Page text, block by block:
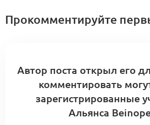
Якутская новая волна 19
06
августа
Лаборатория
1 комментарий
Прокомментируйте
Автор поста открыл его
комментировать
зарегистрированные
Альянса